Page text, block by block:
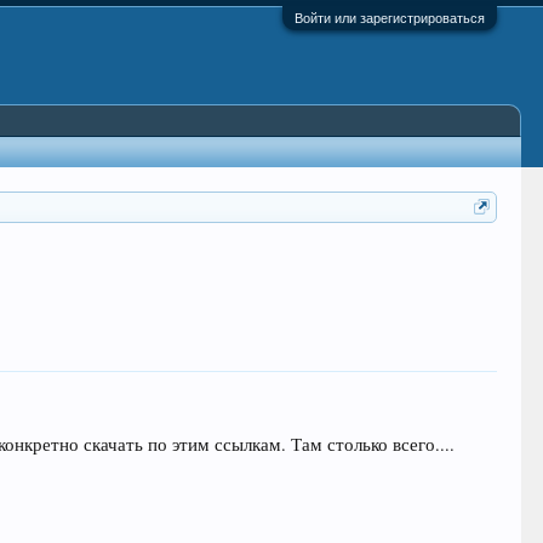
Войти или зарегистрироваться
скачать по этим ссылкам. Там столько всего....